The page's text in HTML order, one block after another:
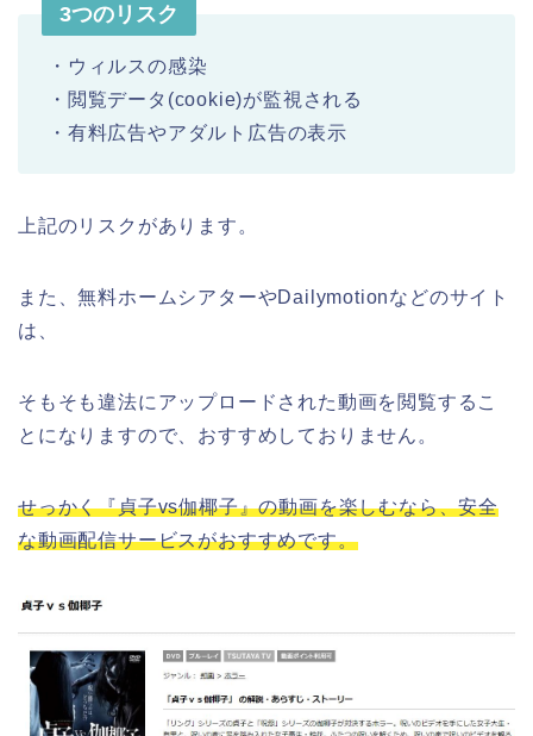
3つのリスク
・ウィルスの感染
・閲覧データ(cookie)が監視される
・有料広告やアダルト広告の表示
上記のリスクがあります。
また、無料ホームシアターやDailymotionなどのサイト
は、
そもそも違法にアップロードされた動画を閲覧するこ
とになりますので、おすすめしておりません。
せっかく『貞子vs伽椰子』の動画を楽しむなら、安全
な動画配信サービスがおすすめです。